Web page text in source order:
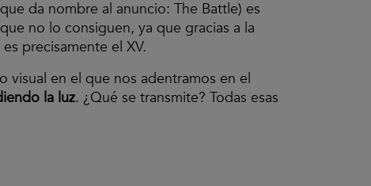
da nombre al anuncio: The Battle) es
no lo consiguen, ya que gracias a la
precisamente el XV.
visual en el que nos adentramos en el
la luz. ¿Qué se transmite? Todas esas